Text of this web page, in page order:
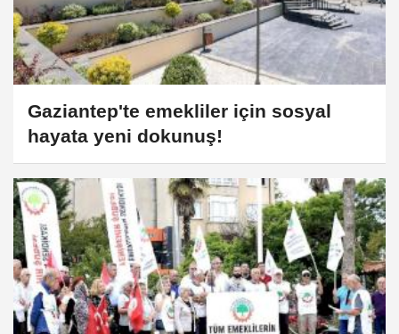
Gaziantep'te emekliler için sosyal
hayata yeni dokunuş!